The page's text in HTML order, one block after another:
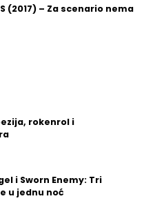
(2017) – Za scenario nema
rokenrol i
i Sworn Enemy: Tri
u jednu noć